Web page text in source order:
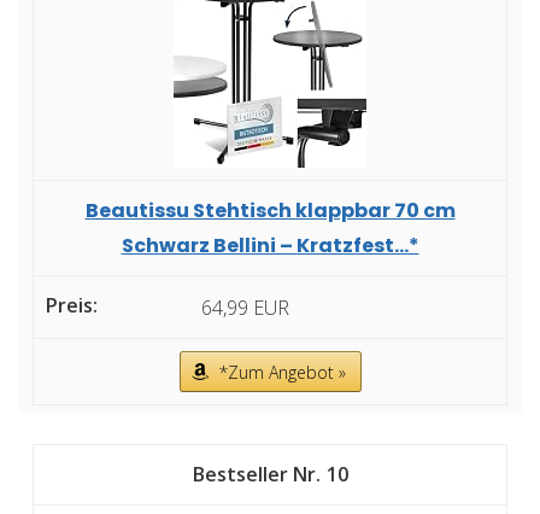
Beautissu Stehtisch klappbar 70 cm
Schwarz Bellini – Kratzfest...*
64,99 EUR
*Zum Angebot »
10